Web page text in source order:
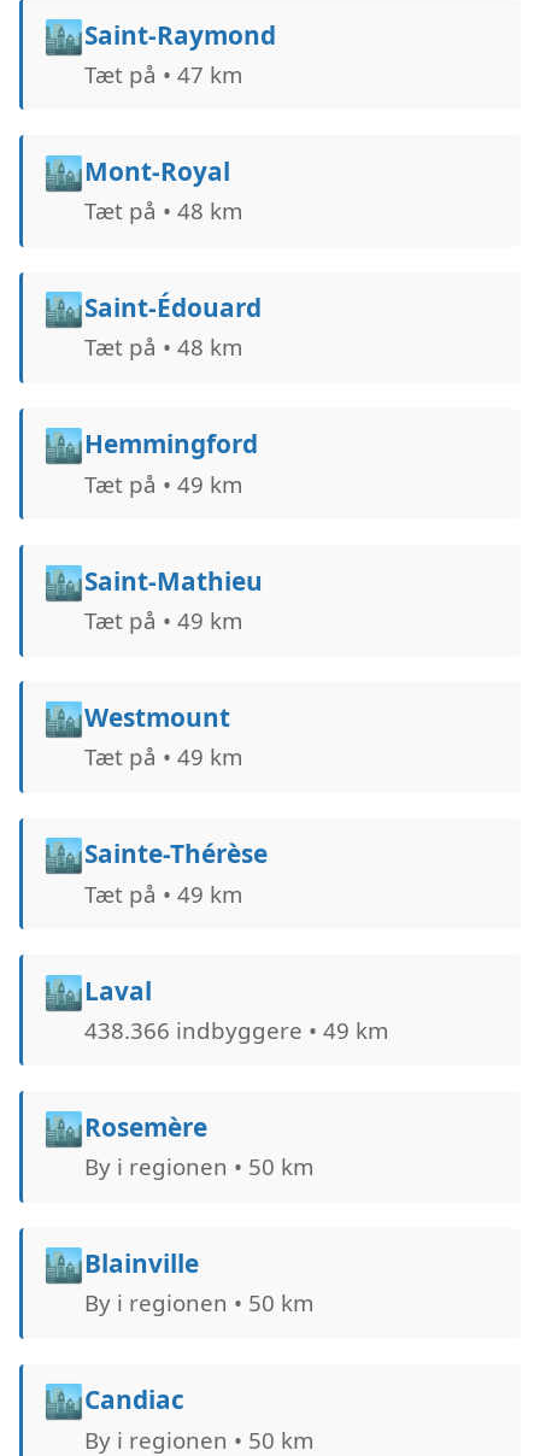
🏙️Saint-Raymond
Tæt på • 47 km
🏙️Mont-Royal
Tæt på • 48 km
🏙️Saint-Édouard
Tæt på • 48 km
🏙️Hemmingford
Tæt på • 49 km
🏙️Saint-Mathieu
Tæt på • 49 km
🏙️Westmount
Tæt på • 49 km
🏙️Sainte-Thérèse
Tæt på • 49 km
🏙️Laval
438.366 indbyggere • 49 km
🏙️Rosemère
By i regionen • 50 km
🏙️Blainville
By i regionen • 50 km
🏙️Candiac
By i regionen • 50 km